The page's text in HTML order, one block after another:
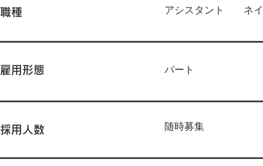
職種 アシスタント ネ
雇用形態 パート
採用人数 ​随時募集